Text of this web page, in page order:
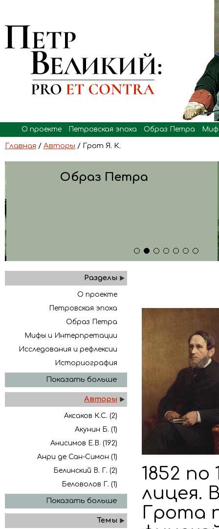
О проекте Петровская эпоха Образ Петра
Главная / Авторы / Грот Я. К.
Образ Петра
Разделы
О проекте
Петровская эпоха
Образ Петра
Мифы и Интерпретации
Исследования и рефлексии
Историография
Показать больше
Авторы
Аксаков К.С. (2)
Акунин Б. (1)
Анисимов Е.В. (192)
Анри де Сан-Симон (1)
Белинский В. Г. (2)
Беловолов Г. (1)
Показать больше
Темы
1852 по
лицея.
Грота